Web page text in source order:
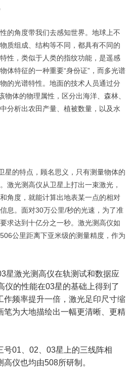
的角度带我们去感知世界。地球上不
质组成、结构等不同，都具有不同的
性，类似于人类的指纹功能，是遥感
体特征的一种重要“身份证”，而多光谱
的光谱特性。地面的技术人员通过分
物体的物理属性，区分出海洋、森林、
分析出农田产量、植被数量，以及水
星的特点，顾名思义，只有测量物体的
激光测高仪从卫星上打出一束激光，
角度，就能计算出地表某一点的相对
息。面对30万公里/秒的光速，为了准
求达到十亿分之一秒。激光测高仪如
公里距离下亚米级的测量精度，作为
星激光测高仪在轨测试和数据应
仪的性能在03星的基础上得到了
作频率提升一倍，激光足印尺寸缩
笔为大地描绘出一幅更清晰、更精
号01、02、03星上的三线阵相
仪也均由508所研制。